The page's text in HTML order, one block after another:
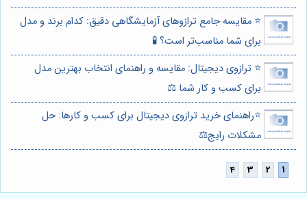
⭐️ مقایسه جامع ترازوهای آزمایشگاهی دقیق: کدام برند و مدل
برای شما مناسب‌تر است؟ 🧪
⭐️ ترازوی دیجیتال: مقایسه و راهنمای انتخاب بهترین مدل
برای کسب و کار شما ⚖️
⭐️راهنمای خرید ترازوی دیجیتال برای کسب و کارها: حل
مشکلات رایج⚖️